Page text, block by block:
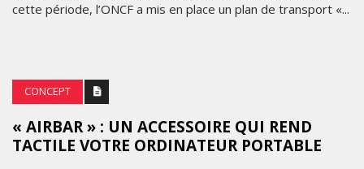
cette période, l’ONCF a mis en place un plan de transport «...
CONCEPT
« AIRBAR » : UN ACCESSOIRE QUI REND
TACTILE VOTRE ORDINATEUR PORTABLE